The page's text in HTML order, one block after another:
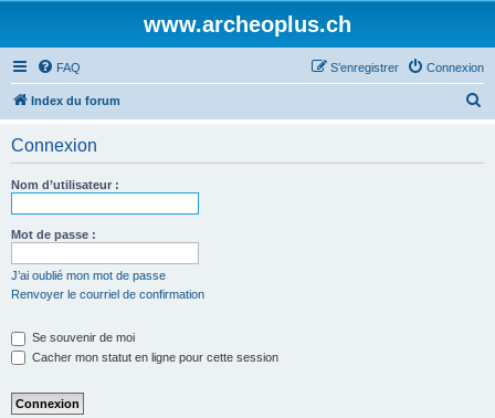
www.archeoplus.ch
FAQ Connexion
S’enregistrer
Index du forum
Connexion
Nom d’utilisateur :
Mot de passe :
J’ai oublié mon mot de passe
Renvoyer le courriel de confirmation
Se souvenir de moi
Cacher mon statut en ligne pour cette session